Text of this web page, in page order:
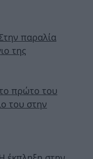
παραλία
της
πρώτο του
του στην